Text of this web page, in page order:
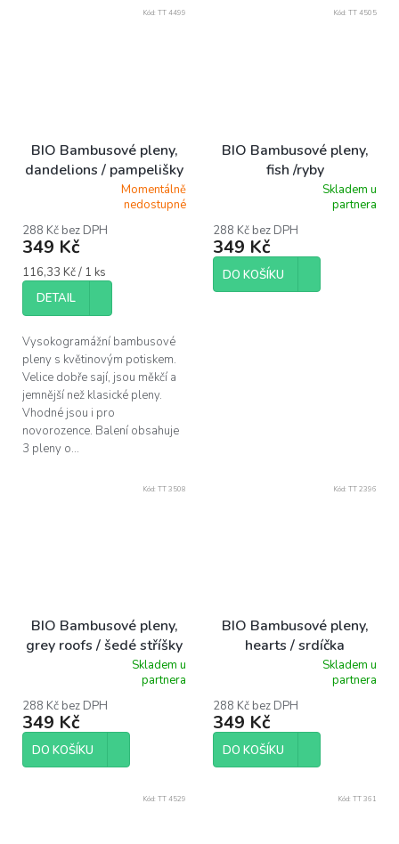
BIO Bambusové pleny,
dandelions / pampelišky
produktu
je
z
hvězdiček.
Momentálně
nedostupné
288 Kč bez DPH
349 Kč
Měrná
cena:
116,33 Kč / 1 ks
DETAIL
Vysokogramážní bambusové
pleny s květinovým potiskem.
Velice dobře sají, jsou měkčí a
jemnější než klasické pleny.
Vhodné jsou i pro
novorozence. Balení obsahuje
3 pleny o...
Kód: TT 4499
BIO Bambusové pleny,
fish /ryby
produktu
je
5,0
5
Skladem u
partnera
288 Kč bez DPH
349 Kč
DO KOŠÍKU
Kód: TT 4505
BIO Bambusové pleny,
grey roofs / šedé stříšky
produktu
je
5,0
5
Skladem u
partnera
288 Kč bez DPH
349 Kč
DO KOŠÍKU
Kód: TT 3508
BIO Bambusové pleny,
hearts / srdíčka
produktu
je
5,0
5
Skladem u
partnera
288 Kč bez DPH
349 Kč
DO KOŠÍKU
Kód: TT 2396
Kód: TT 4529 Kód: TT 361